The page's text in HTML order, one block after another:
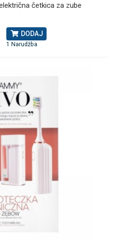
četkica za zube
DODAJ
1 Narudžba